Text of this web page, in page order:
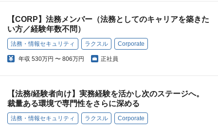
【CORP】法務メンバー（法務としてのキャリアを築きた
い方／経験年数不問）
法務・情報セキュリティ ラクスル Corporate
年収 530万円 〜 806万円 正社員
【法務/経験者向け】実務経験を活かし次のステージへ。
裁量ある環境で専門性をさらに深める
法務・情報セキュリティ ラクスル Corporate